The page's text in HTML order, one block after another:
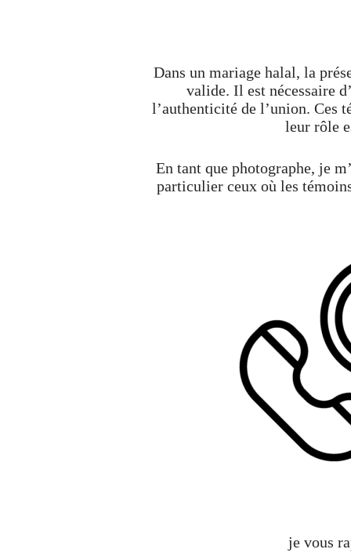
Dans un mariage halal, la
valide. Il est nécessaire
l’authenticité de l’union. Ces
leur rôle
En tant que photographe, je
particulier ceux où les
je vous